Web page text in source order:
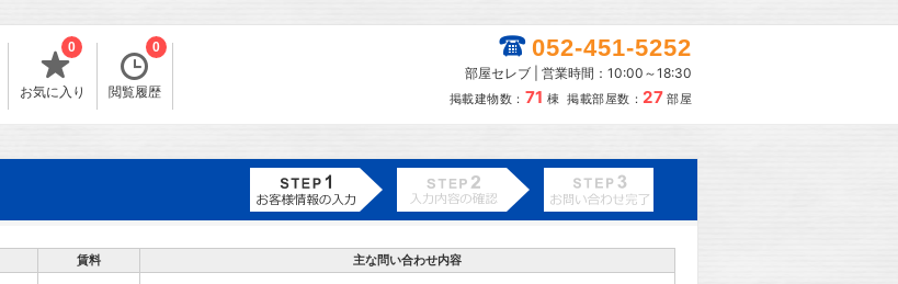
お気に入り
0
閲覧履歴
0 052-451-5252
部屋セレブ | 営業時間：10:00～18:30
掲載建物数： 71 棟 掲載部屋数： 27 部屋
賃料 主な問い合わせ内容